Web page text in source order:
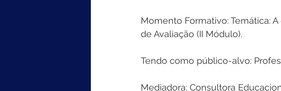
Momento Formativo: Temática:
de Avaliação (II Módulo).
Tendo como público-alvo:
Mediadora: Consultora